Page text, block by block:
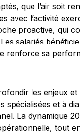
que l’air soit
avec l’activité
proactive, qui
salariés
renforce sa
les enjeux et
spécialisées et à
La dynamique
tout